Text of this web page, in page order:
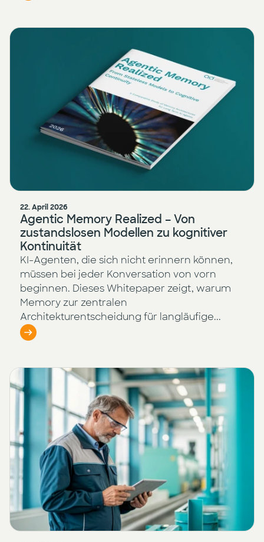
22. April 2026
Agentic Memory Realized – Von
zustandslosen Modellen zu kognitiver
Kontinuität
KI-Agenten, die sich nicht erinnern können,
müssen bei jeder Konversation von vorn
beginnen. Dieses Whitepaper zeigt, warum
Memory zur zentralen
Architekturentscheidung für langläufige...